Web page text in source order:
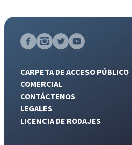
CARPETA DE ACCESO PÚBLICO
COMERCIAL
CONTÁCTENOS
LEGALES
LICENCIA DE RODAJES